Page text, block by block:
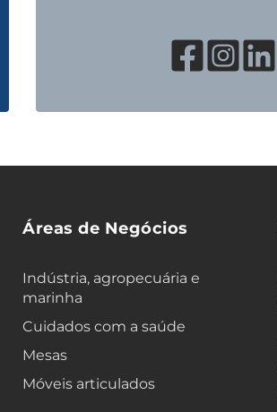
Áreas de Negócios
Indústria, agropecuária e
marinha
Cuidados com a saúde
Mesas
Móveis articulados